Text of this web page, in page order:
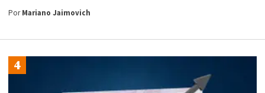
PorMariano Jaimovich